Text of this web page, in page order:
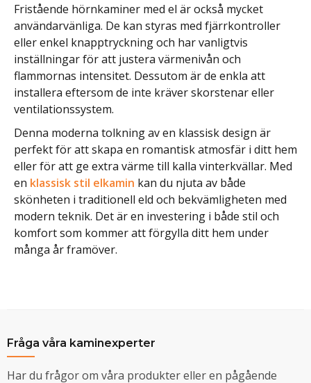
Fristående hörnkaminer med el är också mycket
användarvänliga. De kan styras med fjärrkontroller
eller enkel knapptryckning och har vanligtvis
inställningar för att justera värmenivån och
flammornas intensitet. Dessutom är de enkla att
installera eftersom de inte kräver skorstenar eller
ventilationssystem.
Denna moderna tolkning av en klassisk design är
perfekt för att skapa en romantisk atmosfär i ditt hem
eller för att ge extra värme till kalla vinterkvällar. Med
en klassisk stil elkamin kan du njuta av både
skönheten i traditionell eld och bekvämligheten med
modern teknik. Det är en investering i både stil och
komfort som kommer att förgylla ditt hem under
många år framöver.
Fråga våra kaminexperter
Har du frågor om våra produkter eller en pågående